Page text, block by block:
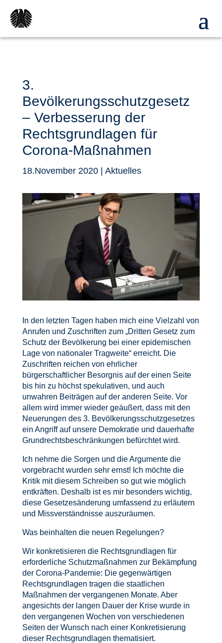
3.
Bevölkerungsschutzgesetz
– Verbesserung der
Rechtsgrundlagen für
Corona-Maßnahmen
18.November 2020| Aktuelles
In den letzten Tagen haben mich eine Vielzahl von
Anrufen und Zuschriften zum „Dritten Gesetz zum
Schutz der Bevölkerung bei einer epidemischen
Lage von nationaler Tragweite“ erreicht. Die
Zuschriften reichen von ehrlicher
bürgerschaftlicher Besorgnis auf der einen Seite
bis hin zu höchst spekulativen, und auch
unwahren Beiträgen auf der anderen Seite. Vor
allem wird immer wieder geäußert, dass mit den
Neuerungen des 3. Bevölkerungsschutzgesetzes
ein Angriff auf unsere Demokratie und dauerhafte
Grundrechtsbeschränkungen befürchtet wird.
Ich nehme die Sorgen und die Argumente die
vorgebracht wurden sehr ernst! Ich möchte die
Kritik mit diesem Schreiben so gut wie möglich
entkräften. Deshalb ist es mir besonders wichtig,
diese Gesetzesänderung umfassend zu erläutern
und Missverständnisse auszuräumen.
Was beinhalten die neuen Regelungen?
Wir konkretisieren die Rechtsgrundlagen für
erforderliche Schutzmaßnahmen zur Bekämpfung
der Corona-Pandemie: Die gegenwärtigen
Rechtsgrundlagen tragen die staatlichen
Maßnahmen der vergangenen Monate. Aber
angesichts der langen Dauer der Krise wurde in
den vergangenen Wochen von verschiedenen
Seiten der Wunsch nach einer Konkretisierung
dieser Rechtsgrundlagen thematisiert.